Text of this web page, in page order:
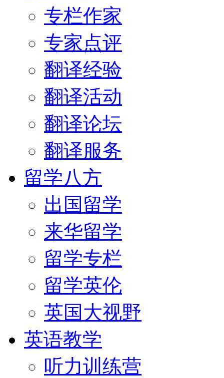
专栏作家
专家点评
翻译经验
翻译活动
翻译论坛
翻译服务
留学八方
出国留学
来华留学
留学专栏
留学英伦
英国大视野
英语教学
听力训练营